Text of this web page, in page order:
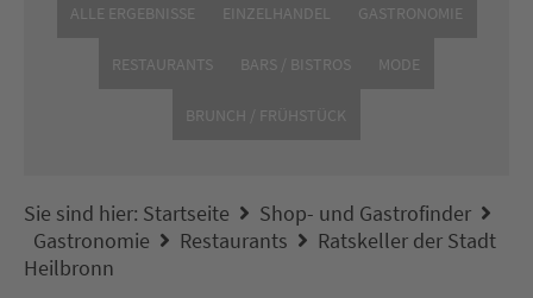
ALLE ERGEBNISSE EINZELHANDEL GASTRONOMIE
RESTAURANTS BARS / BISTROS MODE
BRUNCH / FRÜHSTÜCK
Sie sind hier: Startseite
Shop- und Gastrofinder
Gastronomie
Restaurants
Ratskeller der Stadt
Heilbronn